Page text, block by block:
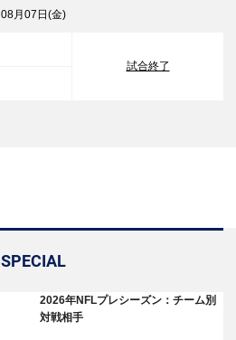
08月07日(金)
試合終了
SPECIAL
2026年NFLプレシーズン：チーム別
対戦相手